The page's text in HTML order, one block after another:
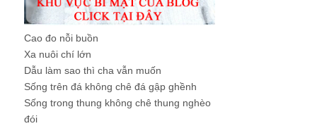
Cao đo nỗi buồn
Xa nuôi chí lớn
Dẫu làm sao thì cha vẫn muốn
Sống trên đá không chê đá gập ghềnh
Sống trong thung không chê thung nghèo
đói